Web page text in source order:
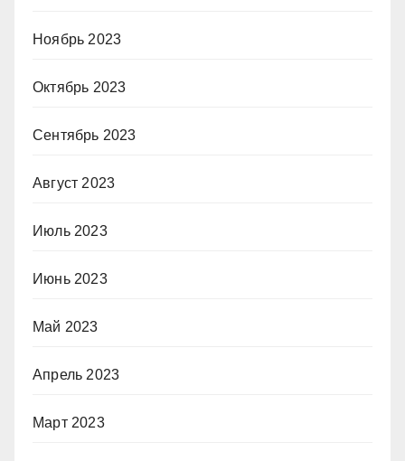
Ноябрь 2023
Октябрь 2023
Сентябрь 2023
Август 2023
Июль 2023
Июнь 2023
Май 2023
Апрель 2023
Март 2023